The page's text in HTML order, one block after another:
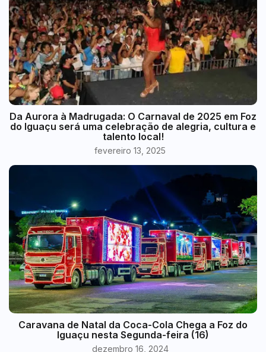
Da Aurora à Madrugada: O Carnaval de 2025 em Foz
do Iguaçu será uma celebração de alegria, cultura e
talento local!
fevereiro 13, 2025
Caravana de Natal da Coca-Cola Chega a Foz do
Iguaçu nesta Segunda-feira (16)
dezembro 16, 2024